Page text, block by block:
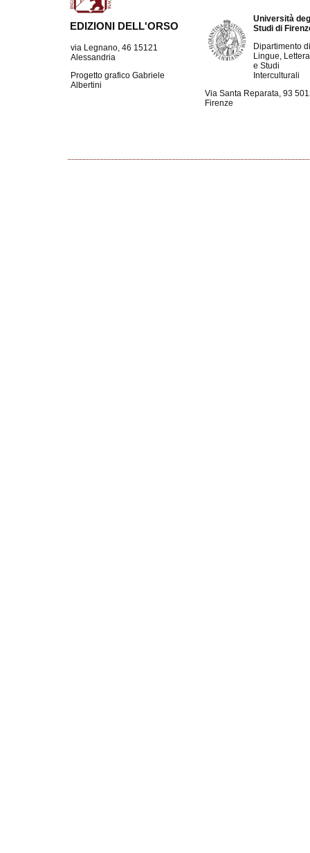
EDIZIONI DELL'ORSO
via Legnano, 46 15121
Alessandria
Progetto grafico Gabriele
Albertini
Università
Studi di
Dipartimento
Lingue,
e Studi
Interculturali
Via Santa Reparata, 93
Firenze